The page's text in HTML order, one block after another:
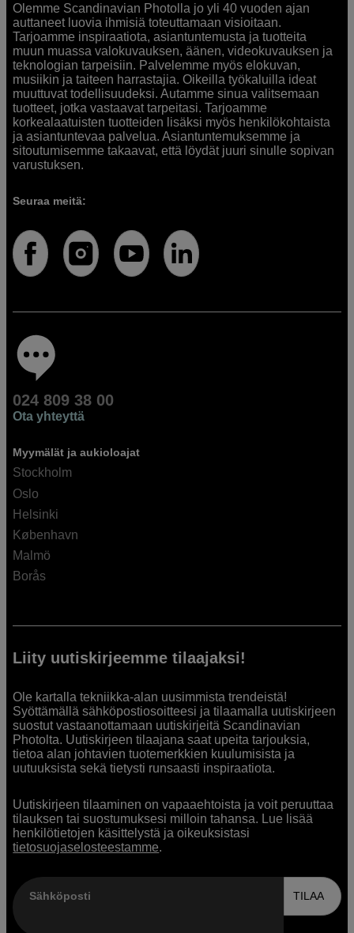
Olemme Scandinavian Photolla jo yli 40 vuoden ajan
auttaneet luovia ihmisiä toteuttamaan visioitaan.
Tarjoamme inspiraatiota, asiantuntemusta ja tuotteita
muun muassa valokuvauksen, äänen, videokuvauksen ja
teknologian tarpeisiin. Palvelemme myös elokuvan,
musiikin ja taiteen harrastajia. Oikeilla työkaluilla ideat
muuttuvat todellisuudeksi. Autamme sinua valitsemaan
tuotteet, jotka vastaavat tarpeitasi. Tarjoamme
korkealaatuisten tuotteiden lisäksi myös henkilökohtaista
ja asiantuntevaa palvelua. Asiantuntemuksemme ja
sitoutumisemme takaavat, että löydät juuri sinulle sopivan
varustuksen.
Seuraa meitä:
024 809 38 00
Ota yhteyttä
Myymälät ja aukioloajat
Stockholm
Oslo
Helsinki
København
Malmö
Borås
Liity uutiskirjeemme tilaajaksi!
Ole kartalla tekniikka-alan uusimmista trendeistä!
Syöttämällä sähköpostiosoitteesi ja tilaamalla uutiskirjeen
suostut vastaanottamaan uutiskirjeitä Scandinavian
Photolta. Uutiskirjeen tilaajana saat upeita tarjouksia,
tietoa alan johtavien tuotemerkkien kuulumisista ja
uutuuksista sekä tietysti runsaasti inspiraatiota.
Uutiskirjeen tilaaminen on vapaaehtoista ja voit peruuttaa
tilauksen tai suostumuksesi milloin tahansa. Lue lisää
henkilötietojen käsittelystä ja oikeuksistasi
tietosuojaselosteestamme.
Sähköposti TILAA